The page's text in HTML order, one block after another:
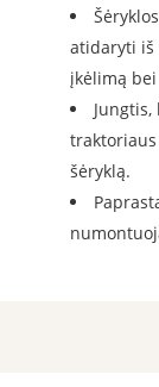
atidaryti iš
įkėlimą
šėryklą.